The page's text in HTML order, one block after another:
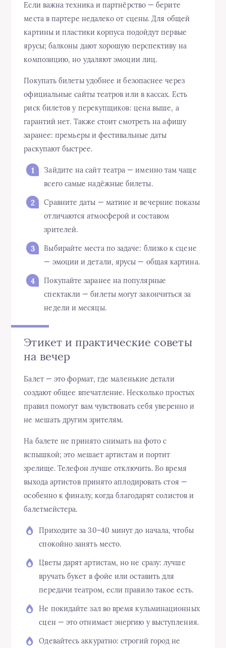
Если важна техника и партнёрство — берите
места в партере недалеко от сцены. Для общей
картины и пластики корпуса подойдут первые
ярусы; балконы дают хорошую перспективу на
композицию, но удаляют эмоции лиц.
Покупать билеты удобнее и безопаснее через
официальные сайты театров или в кассах. Есть
риск билетов у перекупщиков: цена выше, а
гарантий нет. Также стоит смотреть на афишу
заранее: премьеры и фестивальные даты
раскупают быстрее.
Зайдите на сайт театра — именно там чаще
всего самые надёжные билеты.
Сравните даты — матине и вечерние показы
отличаются атмосферой и составом
зрителей.
Выбирайте места по задаче: близко к сцене
— эмоции и детали, ярусы — общая картина.
Покупайте заранее на популярные
спектакли — билеты могут закончиться за
недели и месяцы.
Этикет и практические советы
на вечер
Балет — это формат, где маленькие детали
создают общее впечатление. Несколько простых
правил помогут вам чувствовать себя уверенно и
не мешать другим зрителям.
На балете не принято снимать на фото с
вспышкой; это мешает артистам и портит
зрелище. Телефон лучше отключить. Во время
выхода артистов принято аплодировать стоя —
особенно к финалу, когда благодарят солистов и
балетмейстера.
Приходите за 30–40 минут до начала, чтобы
спокойно занять место.
Цветы дарят артистам, но не сразу: лучше
вручать букет в фойе или оставить для
передачи театром, если правило такое есть.
Не покидайте зал во время кульминационных
сцен — это отнимает энергию у выступления.
Одевайтесь аккуратно: строгий город не